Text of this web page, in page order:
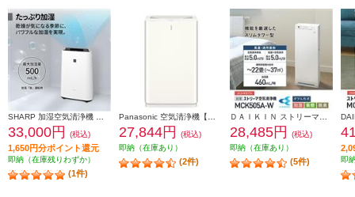
33,000円 (税込)
1,650円分ポイント還元
即納（在庫残りわずか）
(1件)
27,844円
(税込)
即納（在庫あり）
(2件)
28,485円
(税込)
即納（在庫あり）
(5件) 即